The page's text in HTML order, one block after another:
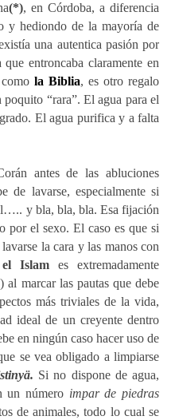
(*), en Córdoba, a diferencia
y hediondo de la mayoría de
una autentica pasión por
entroncaba claramente en
la Biblia, es otro regalo
“rara”. El agua para el
El agua purifica y a falta
antes de las abluciones
de lavarse, especialmente si
y bla, bla, bla. Esa fijación
por el sexo. El caso es que si
la cara y las manos con
el Islames extremadamente
marcar las pautas que debe
más triviales de la vida,
ideal de un creyente dentro
en ningún caso hacer uso de
se vea obligado a limpiarse
yä. Si no dispone de agua,
unnúmero impar de piedras
de animales, todo lo cual se